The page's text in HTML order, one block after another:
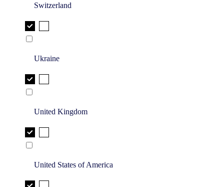
Switzerland
Ukraine
United Kingdom
United States of America